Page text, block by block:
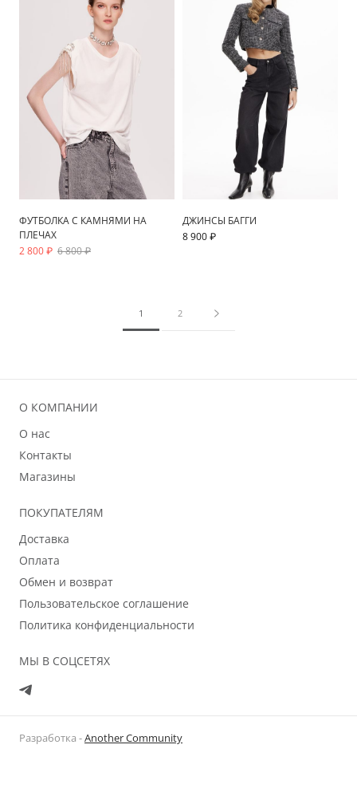
ФУТБОЛКА С КАМНЯМИ НА
ПЛЕЧАХ
2 800 ₽ 6 800 ₽
ДЖИНСЫ БАГГИ
8 900 ₽
1 2
О КОМПАНИИ
О нас
Контакты
Магазины
ПОКУПАТЕЛЯМ
Доставка
Оплата
Обмен и возврат
Пользовательское соглашение
Политика конфиденциальности
МЫ В СОЦСЕТЯХ
Разработка -Another Community